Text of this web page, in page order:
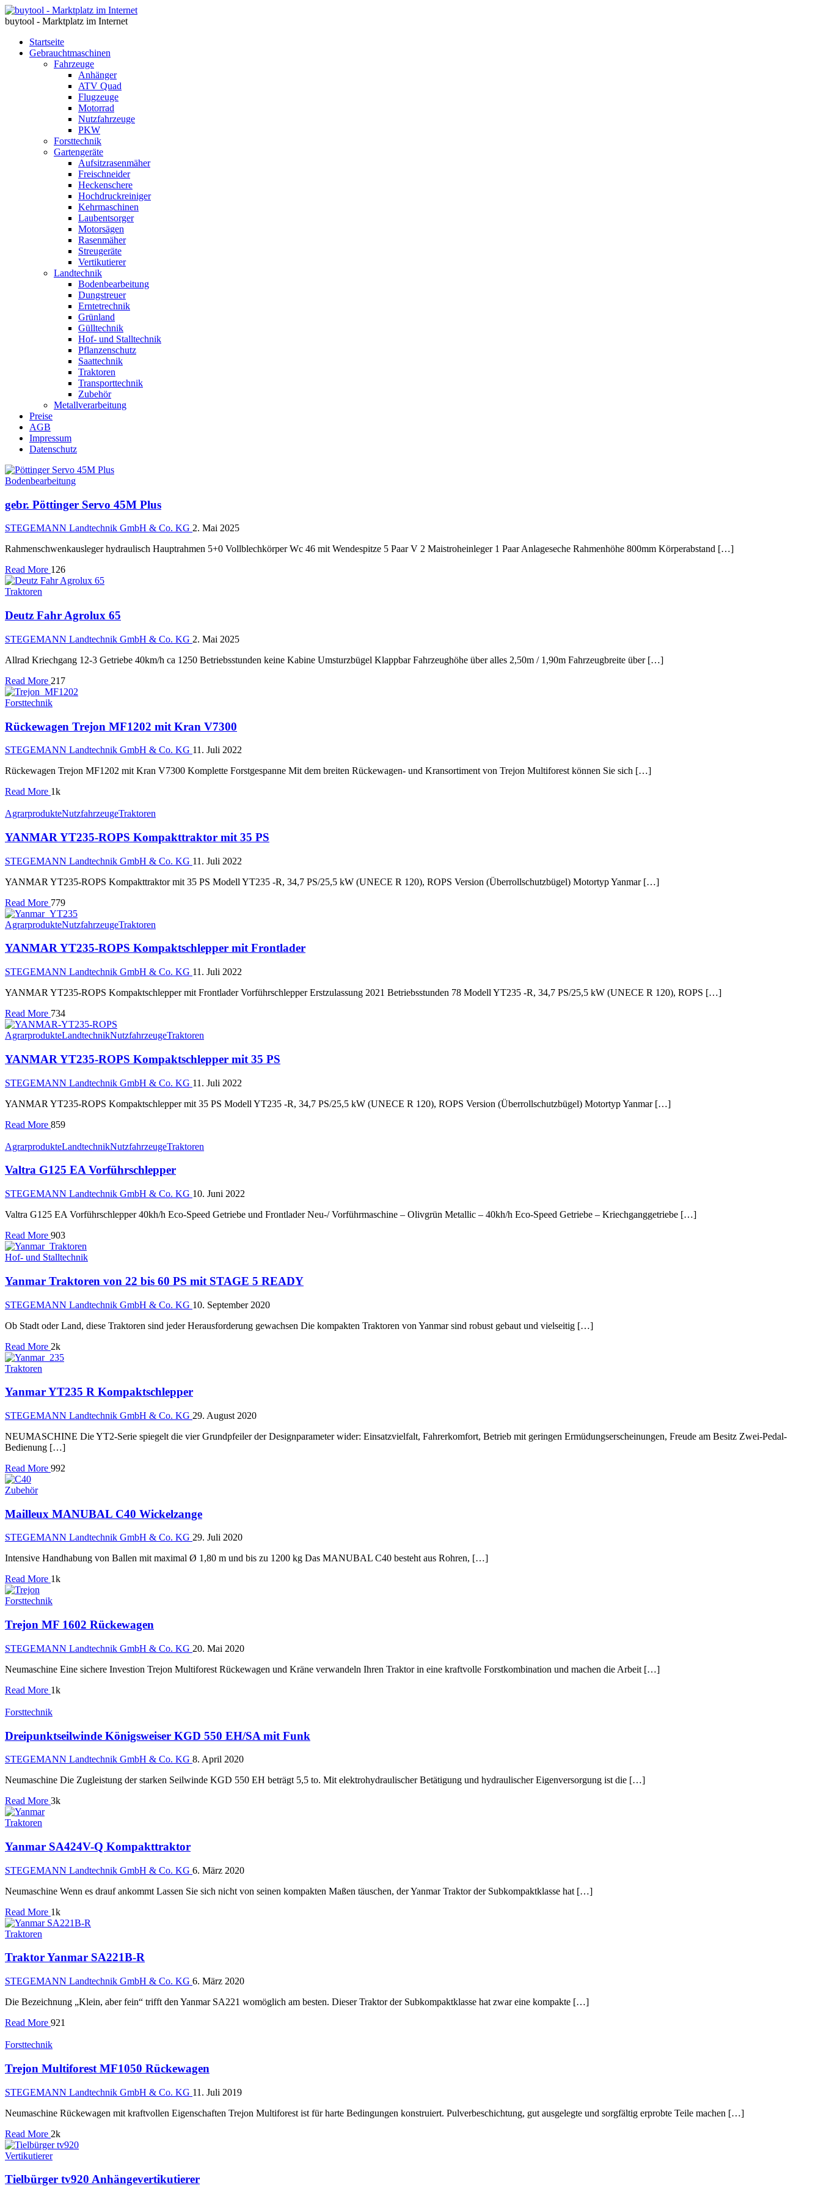
buytool - Marktplatz im Internet
Startseite
Gebrauchtmaschinen
Fahrzeuge
Anhänger
ATV Quad
Flugzeuge
Motorrad
Nutzfahrzeuge
PKW
Forsttechnik
Gartengeräte
Aufsitzrasenmäher
Freischneider
Heckenschere
Hochdruckreiniger
Kehrmaschinen
Laubentsorger
Motorsägen
Rasenmäher
Streugeräte
Vertikutierer
Landtechnik
Bodenbearbeitung
Dungstreuer
Erntetrechnik
Grünland
Gülltechnik
Hof- und Stalltechnik
Pflanzenschutz
Saattechnik
Traktoren
Transporttechnik
Zubehör
Metallverarbeitung
Preise
AGB
Impressum
Datenschutz
Bodenbearbeitung
gebr. Pöttinger Servo 45M Plus
STEGEMANN Landtechnik GmbH & Co. KG 2. Mai 2025
Rahmenschwenkausleger hydraulisch Hauptrahmen 5+0 Vollblechkörper Wc 46 mit Wendespitze 5 Paar V 2 Maistroheinleger 1 Paar Anlageseche Rahmenhöhe 800mm Körperabstand […]
Read More 126
Traktoren
Deutz Fahr Agrolux 65
STEGEMANN Landtechnik GmbH & Co. KG 2. Mai 2025
Allrad Kriechgang 12-3 Getriebe 40km/h ca 1250 Betriebsstunden keine Kabine Umsturzbügel Klappbar Fahrzeughöhe über alles 2,50m / 1,90m Fahrzeugbreite über […]
Read More 217
Forsttechnik
Rückewagen Trejon MF1202 mit Kran V7300
STEGEMANN Landtechnik GmbH & Co. KG 11. Juli 2022
Rückewagen Trejon MF1202 mit Kran V7300 Komplette Forstgespanne Mit dem breiten Rückewagen- und Kransortiment von Trejon Multiforest können Sie sich […]
Read More 1k
AgrarprodukteNutzfahrzeugeTraktoren
YANMAR YT235-ROPS Kompakttraktor mit 35 PS
STEGEMANN Landtechnik GmbH & Co. KG 11. Juli 2022
YANMAR YT235-ROPS Kompakttraktor mit 35 PS Modell YT235 -R, 34,7 PS/25,5 kW (UNECE R 120), ROPS Version (Überrollschutzbügel) Motortyp Yanmar […]
Read More 779
AgrarprodukteNutzfahrzeugeTraktoren
YANMAR YT235-ROPS Kompaktschlepper mit Frontlader
STEGEMANN Landtechnik GmbH & Co. KG 11. Juli 2022
YANMAR YT235-ROPS Kompaktschlepper mit Frontlader Vorführschlepper Erstzulassung 2021 Betriebsstunden 78 Modell YT235 -R, 34,7 PS/25,5 kW (UNECE R 120), ROPS […]
Read More 734
AgrarprodukteLandtechnikNutzfahrzeugeTraktoren
YANMAR YT235-ROPS Kompaktschlepper mit 35 PS
STEGEMANN Landtechnik GmbH & Co. KG 11. Juli 2022
YANMAR YT235-ROPS Kompaktschlepper mit 35 PS Modell YT235 -R, 34,7 PS/25,5 kW (UNECE R 120), ROPS Version (Überrollschutzbügel) Motortyp Yanmar […]
Read More 859
AgrarprodukteLandtechnikNutzfahrzeugeTraktoren
Valtra G125 EA Vorführschlepper
STEGEMANN Landtechnik GmbH & Co. KG 10. Juni 2022
Valtra G125 EA Vorführschlepper 40kh/h Eco-Speed Getriebe und Frontlader Neu-/ Vorführmaschine – Olivgrün Metallic – 40kh/h Eco-Speed Getriebe – Kriechganggetriebe […]
Read More 903
Hof- und Stalltechnik
Yanmar Traktoren von 22 bis 60 PS mit STAGE 5 READY
STEGEMANN Landtechnik GmbH & Co. KG 10. September 2020
Ob Stadt oder Land, diese Traktoren sind jeder Herausforderung gewachsen Die kompakten Traktoren von Yanmar sind robust gebaut und vielseitig […]
Read More 2k
Traktoren
Yanmar YT235 R Kompaktschlepper
STEGEMANN Landtechnik GmbH & Co. KG 29. August 2020
NEUMASCHINE Die YT2-Serie spiegelt die vier Grundpfeiler der Designparameter wider: Einsatzvielfalt, Fahrerkomfort, Betrieb mit geringen Ermüdungserscheinungen, Freude am Besitz Zwei-Pedal-
Bedienung […]
Read More 992
Zubehör
Mailleux MANUBAL C40 Wickelzange
STEGEMANN Landtechnik GmbH & Co. KG 29. Juli 2020
Intensive Handhabung von Ballen mit maximal Ø 1,80 m und bis zu 1200 kg Das MANUBAL C40 besteht aus Rohren, […]
Read More 1k
Forsttechnik
Trejon MF 1602 Rückewagen
STEGEMANN Landtechnik GmbH & Co. KG 20. Mai 2020
Neumaschine Eine sichere Investion Trejon Multiforest Rückewagen und Kräne verwandeln Ihren Traktor in eine kraftvolle Forstkombination und machen die Arbeit […]
Read More 1k
Forsttechnik
Dreipunktseilwinde Königsweiser KGD 550 EH/SA mit Funk
STEGEMANN Landtechnik GmbH & Co. KG 8. April 2020
Neumaschine Die Zugleistung der starken Seilwinde KGD 550 EH beträgt 5,5 to. Mit elektrohydraulischer Betätigung und hydraulischer Eigenversorgung ist die […]
Read More 3k
Traktoren
Yanmar SA424V-Q Kompakttraktor
STEGEMANN Landtechnik GmbH & Co. KG 6. März 2020
Neumaschine Wenn es drauf ankommt Lassen Sie sich nicht von seinen kompakten Maßen täuschen, der Yanmar Traktor der Subkompaktklasse hat […]
Read More 1k
Traktoren
Traktor Yanmar SA221B-R
STEGEMANN Landtechnik GmbH & Co. KG 6. März 2020
Die Bezeichnung „Klein, aber fein“ trifft den Yanmar SA221 womöglich am besten. Dieser Traktor der Subkompaktklasse hat zwar eine kompakte […]
Read More 921
Forsttechnik
Trejon Multiforest MF1050 Rückewagen
STEGEMANN Landtechnik GmbH & Co. KG 11. Juli 2019
Neumaschine Rückewagen mit kraftvollen Eigenschaften Trejon Multiforest ist für harte Bedingungen konstruiert. Pulverbeschichtung, gut ausgelegte und sorgfältig erprobte Teile machen […]
Read More 2k
Vertikutierer
Tielbürger tv920 Anhängevertikutierer